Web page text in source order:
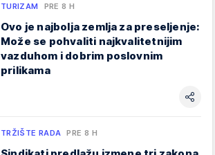
TURIZAM PRE 8 H
Ovo je najbolja zemlja za preseljenje:
Može se pohvaliti najkvalitetnijim
vazduhom i dobrim poslovnim
prilikama
TRŽIŠTE RADA PRE 8 H